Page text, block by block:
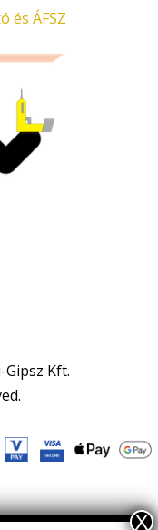
és ÁFSZ
Kft.